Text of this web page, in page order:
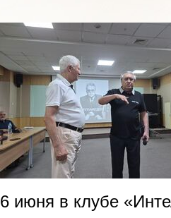
6 июня в клубе